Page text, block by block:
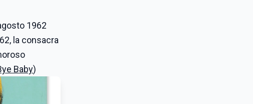
1962
la consacra
Baby)